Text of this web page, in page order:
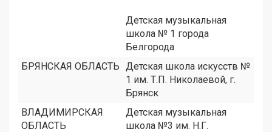
Детская музыкальная
школа № 1 города
Белгорода
БРЯНСКАЯ ОБЛАСТЬ
Детская школа искусств №
1 им. Т.П. Николаевой, г.
Брянск
ВЛАДИМИРСКАЯ
ОБЛАСТЬ
Детская музыкальная
школа №3 им. Н.Г.